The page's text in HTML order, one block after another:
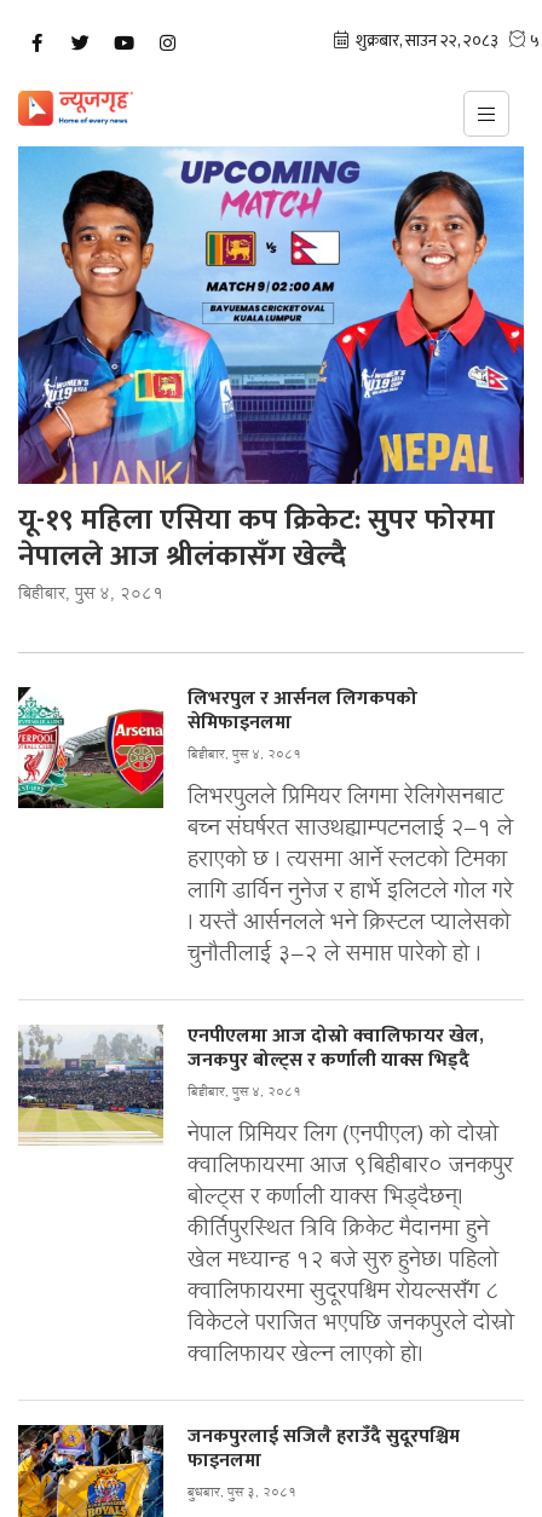
यू-१९ महिला एसिया कप क्रिकेट: सुपर फोरमा
नेपालले आज श्रीलंकासँग खेल्दै
बिहीबार, पुस ४, २०८१
लिभरपुल र आर्सनल लिगकपको
सेमिफाइनलमा
बिहीबार, पुस ४, २०८१
लिभरपुलले प्रिमियर लिगमा रेलिगेसनबाट
बच्न संघर्षरत साउथह्याम्पटनलाई २–१ ले
हराएको छ । त्यसमा आर्ने स्लटको टिमका
लागि डार्विन नुनेज र हार्भे इलिटले गोल गरे
। यस्तै आर्सनलले भने क्रिस्टल प्यालेसको
चुनौतीलाई ३–२ ले समाप्त पारेको हो ।
एनपीएलमा आज दोस्रो क्वालिफायर खेल,
जनकपुर बोल्ट्स र कर्णाली याक्स भिड्दै
बिहीबार, पुस ४, २०८१
नेपाल प्रिमियर लिग (एनपीएल) को दोस्रो
क्वालिफायरमा आज ९बिहीबार० जनकपुर
बोल्ट्स र कर्णाली याक्स भिड्दैछन्।
कीर्तिपुरस्थित त्रिवि क्रिकेट मैदानमा हुने
खेल मध्यान्ह १२ बजे सुरु हुनेछ। पहिलो
क्वालिफायरमा सुदूरपश्चिम रोयल्ससँग ८
विकेटले पराजित भएपछि जनकपुरले दोस्रो
क्वालिफायर खेल्न लाएको हो।
जनकपुरलाई सजिलै हराउँदै सुदूरपश्चिम
फाइनलमा
बुधबार, पुस ३, २०८१